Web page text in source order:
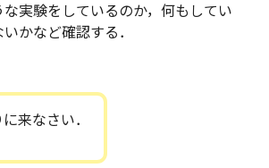
実験をしているのか，何もしてい
かなど確認する．
来なさい．